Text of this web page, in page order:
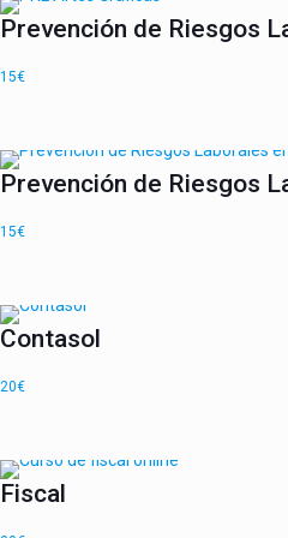
Prevención de Riesgos
15€
Prevención de Riesgos
15€
Contasol
20€
Fiscal